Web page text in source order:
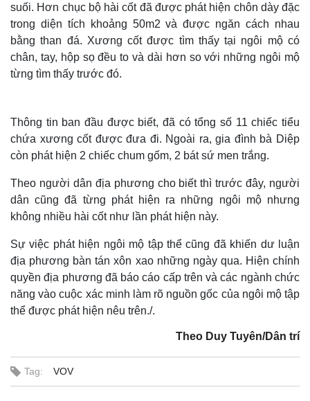
Thế giới
Hồ sơ
Video
E-Magazine
suối. Hơn chục bộ hài cốt đã được phát hiện chôn dày đặc
trong diện tích khoảng 50m2 và được ngăn cách nhau
bằng than đá. Xương cốt được tìm thấy tại ngôi mộ có
chân, tay, hộp sọ đều to và dài hơn so với những ngôi mộ
từng tìm thấy trước đó.
Thông tin ban đầu được biết, đã có tổng số 11 chiếc tiểu
chứa xương cốt được đưa đi. Ngoài ra, gia đình bà Diệp
còn phát hiện 2 chiếc chum gốm, 2 bát sứ men trắng.
Theo người dân địa phương cho biết thì trước đây, người
dân cũng đã từng phát hiện ra những ngôi mộ nhưng
không nhiều hài cốt như lần phát hiện này.
Sự việc phát hiện ngôi mộ tập thể cũng đã khiến dư luận
địa phương bàn tán xôn xao những ngày qua. Hiện chính
quyền địa phương đã báo cáo cấp trên và các ngành chức
năng vào cuộc xác minh làm rõ nguồn gốc của ngôi mộ tập
thể được phát hiện nêu trên./.
Theo Duy Tuyên/Dân trí
Tag: VOV